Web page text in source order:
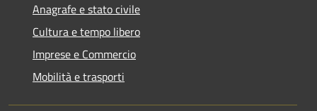
Anagrafe e stato civile
Cultura e tempo libero
Imprese e Commercio
Mobilità e trasporti